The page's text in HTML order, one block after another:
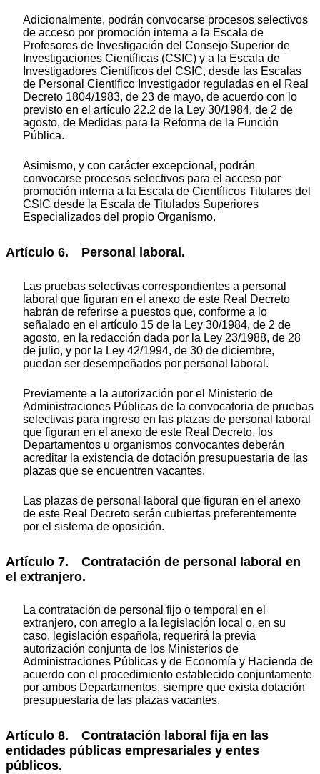
Adicionalmente, podrán convocarse procesos selectivos
de acceso por promoción interna a la Escala de
Profesores de Investigación del Consejo Superior de
Investigaciones Científicas (CSIC) y a la Escala de
Investigadores Científicos del CSIC, desde las Escalas
de Personal Científico Investigador reguladas en el Real
Decreto 1804/1983, de 23 de mayo, de acuerdo con lo
previsto en el artículo 22.2 de la Ley 30/1984, de 2 de
agosto, de Medidas para la Reforma de la Función
Pública.
Asimismo, y con carácter excepcional, podrán
convocarse procesos selectivos para el acceso por
promoción interna a la Escala de Científicos Titulares del
CSIC desde la Escala de Titulados Superiores
Especializados del propio Organismo.
Artículo 6. Personal laboral.
Las pruebas selectivas correspondientes a personal
laboral que figuran en el anexo de este Real Decreto
habrán de referirse a puestos que, conforme a lo
señalado en el artículo 15 de la Ley 30/1984, de 2 de
agosto, en la redacción dada por la Ley 23/1988, de 28
de julio, y por la Ley 42/1994, de 30 de diciembre,
puedan ser desempeñados por personal laboral.
Previamente a la autorización por el Ministerio de
Administraciones Públicas de la convocatoria de pruebas
selectivas para ingreso en las plazas de personal laboral
que figuran en el anexo de este Real Decreto, los
Departamentos u organismos convocantes deberán
acreditar la existencia de dotación presupuestaria de las
plazas que se encuentren vacantes.
Las plazas de personal laboral que figuran en el anexo
de este Real Decreto serán cubiertas preferentemente
por el sistema de oposición.
Artículo 7. Contratación de personal laboral en
el extranjero.
La contratación de personal fijo o temporal en el
extranjero, con arreglo a la legislación local o, en su
caso, legislación española, requerirá la previa
autorización conjunta de los Ministerios de
Administraciones Públicas y de Economía y Hacienda de
acuerdo con el procedimiento establecido conjuntamente
por ambos Departamentos, siempre que exista dotación
presupuestaria de las plazas vacantes.
Artículo 8. Contratación laboral fija en las
entidades públicas empresariales y entes
públicos.